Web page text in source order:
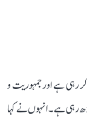
رہی ہے اور جمہوریت و
رہی ہے۔ انہوں نے کہا